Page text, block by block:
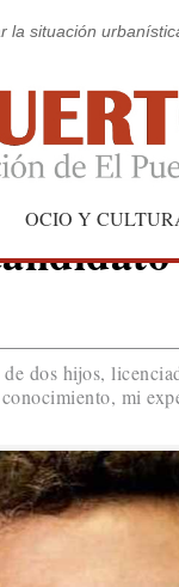
la situación
OCIO Y
dos hijos,
mi